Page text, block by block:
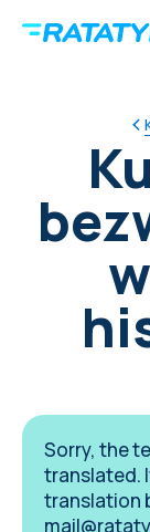
Sorry, the
translated.
translation